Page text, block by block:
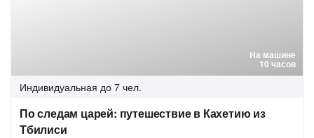
На машине
10 часов
Индивидуальная до 7 чел.
По следам царей: путешествие в Кахетию из
Тбилиси